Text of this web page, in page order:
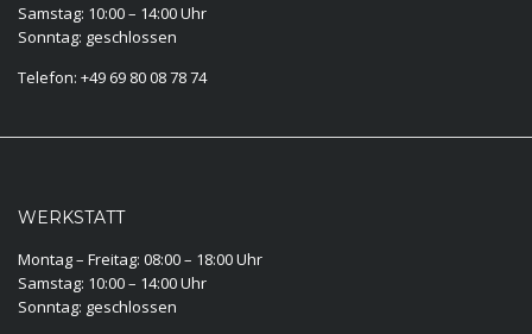
Samstag: 10:00 – 14:00 Uhr
Sonntag: geschlossen
Telefon: +49 69 80 08 78 74
WERKSTATT
Montag – Freitag: 08:00 – 18:00 Uhr
Samstag: 10:00 – 14:00 Uhr
Sonntag: geschlossen